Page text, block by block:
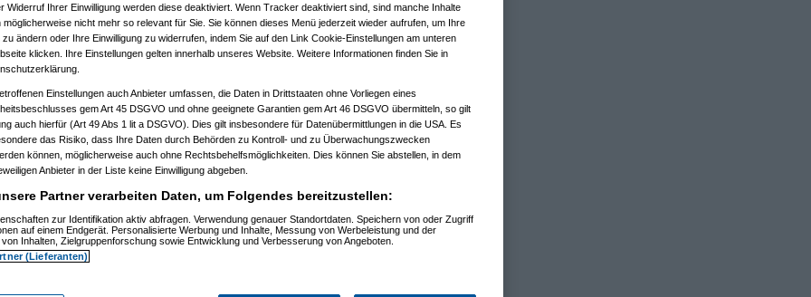
20:36:34)
20:37:39)
20:40:59)
30.09.2009, 20:41:20)
am 30.09.2009, 20:42:04)
20:45:37)
(substituteam 30.09.2009, 20:46:24)
substitute
am 01.10.2009, 22:57:14)
01.10.2009, 22:58:35)
22:45:21)
22:47:25)
11:44:17)
13:35:42)
13:57:51)
11:55:41)
11:56:58)
11:57:54)
am 01.10.2009, 11:58:30)
am 01.10.2009, 12:02:51)
Widerruf Ihrer Einwilligung werden diese deaktiviert. Wenn Tracker deaktiviert sind, sind manche Inhalte
möglicherweise nicht mehr so relevant für Sie. Sie können dieses Menü jederzeit wieder aufrufen, um Ihre
zu ändern oder Ihre Einwilligung zu widerrufen, indem Sie auf den Link Cookie-Einstellungen am unteren
klicken. Ihre Einstellungen gelten innerhalb unseres Website. Weitere Informationen finden Sie in
Einstellungen auch Anbieter umfassen, die Daten in Drittstaaten ohne Vorliegen eines
gem Art 45 DSGVO und ohne geeignete Garantien gem Art 46 DSGVO übermitteln, so gilt
auch hierfür (Art 49 Abs 1 lit a DSGVO). Dies gilt insbesondere für Datenübermittlungen in die USA. Es
das Risiko, dass Ihre Daten durch Behörden zu Kontroll- und zu Überwachungszwecken
können, möglicherweise auch ohne Rechtsbehelfsmöglichkeiten. Dies können Sie abstellen, in dem
Anbieter in der Liste keine Einwilligung abgeben.
Partner verarbeiten Daten, um Folgendes bereitzustellen:
zur Identifikation aktiv abfragen. Verwendung genauer Standortdaten. Speichern von oder Zugriff
auf einem Endgerät. Personalisierte Werbung und Inhalte, Messung von Werbeleistung und der
Inhalten, Zielgruppenforschung sowie Entwicklung und Verbesserung von Angeboten.
(Lieferanten)